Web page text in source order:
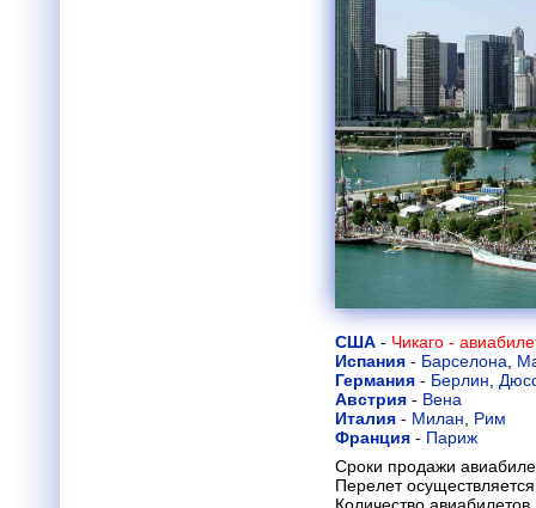
США - Чикаго -
Испания - Барселона
Германия - Берлин
Австрия - Вена
Италия - Милан
Рим
Франция - Париж
Сроки продажи
Перелет
Количество